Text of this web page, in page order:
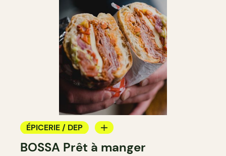
ÉPICERIE / DEP
COMPTOIR
BOSSA Prêt à manger